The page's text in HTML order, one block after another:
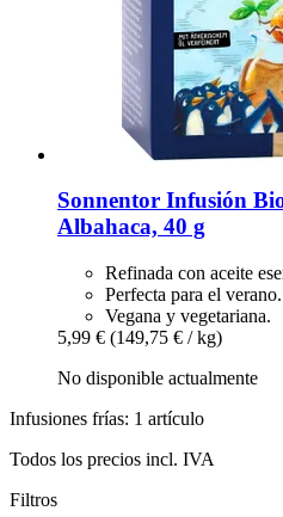
Sonnentor Infusión
Albahaca, 40 g
Refinada con aceite
Perfecta para el verano.
Vegana y vegetariana.
5,99 € (149,75 € / kg)
No disponible actualmente
Infusiones frías: 1 artículo
Todos los precios incl. IVA
Filtros